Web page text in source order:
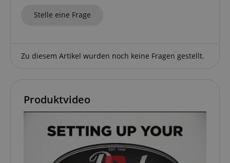
Stelle eine Frage
Zu diesem Artikel wurden noch keine Fragen gestellt.
Produktvideo